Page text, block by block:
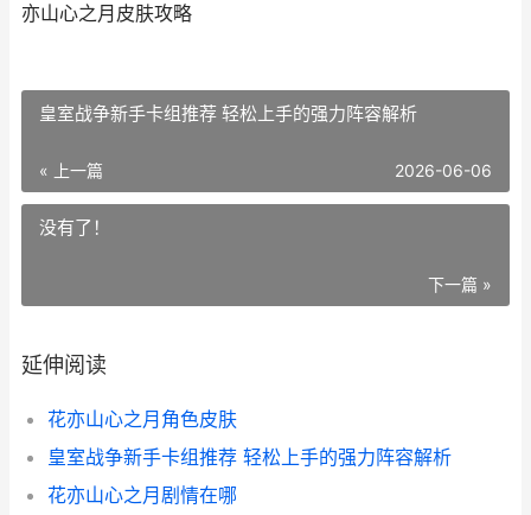
亦山心之月皮肤攻略
皇室战争新手卡组推荐 轻松上手的强力阵容解析
« 上一篇 2026-06-06
没有了！
下一篇 »
延伸阅读
花亦山心之月角色皮肤
皇室战争新手卡组推荐 轻松上手的强力阵容解析
花亦山心之月剧情在哪